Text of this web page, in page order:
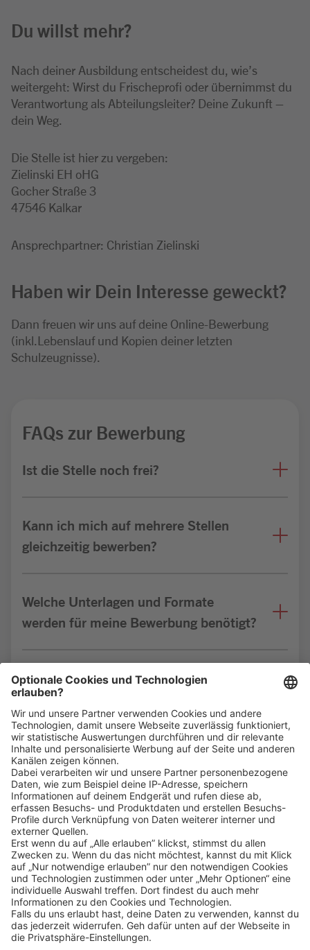
Du willst mehr?
Nach deiner Ausbildung entscheidest du, wie’s
weitergeht: Wirst du Frischeprofi oder übernimmst du
Verantwortung als Abteilungsleiter? Deine Zukunft –
dein Weg.
Die Stelle ist hier zu vergeben:
Zielinski EH oHG
Gocher Straße 3
47546 Kalkar
Ansprechpartner: Christian Zielinski
Haben wir Dein Interesse geweckt?
Dann freuen wir uns auf deine Online-Bewerbung
(inkl.Lebenslauf und Kopien deiner letzten
Schulzeugnisse).
FAQs zur Bewerbung
Ist die Stelle noch frei?
Kann ich mich auf mehrere Stellen
gleichzeitig bewerben?
Welche Unterlagen und Formate
werden für meine Bewerbung benötigt?
Bin ich für die Stelle geeignet?
Klickehier, um alle offenen Jobs zu sehen.
Impressum Datenschutz
Privatsphäre-Einstellungen
FAQ
Veranstaltungen